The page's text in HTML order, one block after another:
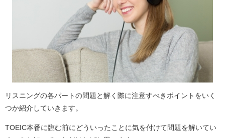
リスニングの各パートの問題と解く際に注意すべきポイントをいく
つか紹介していきます。
TOEIC本番に臨む前にどういったことに気を付けて問題を解いてい